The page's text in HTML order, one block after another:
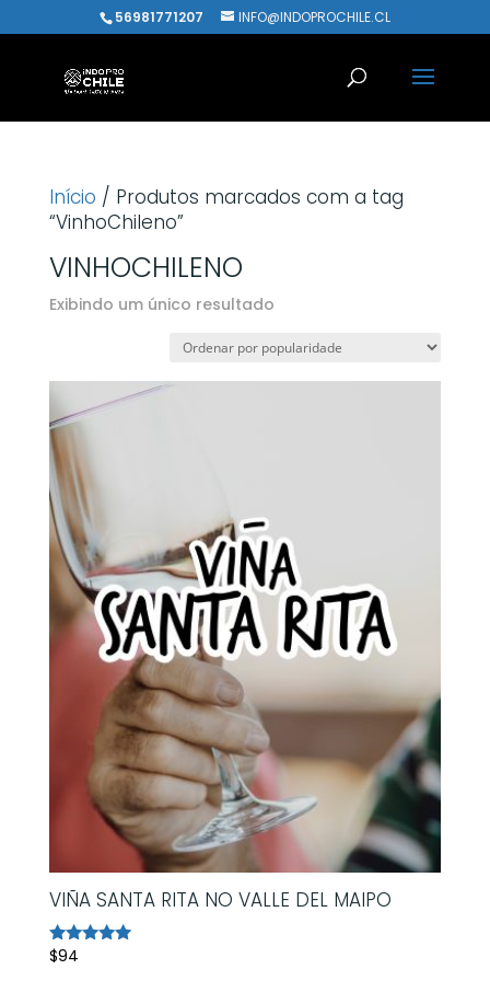
56981771207 INFO@INDOPROCHILE.CL
Início / Produtos marcados com a tag
“VinhoChileno”
VINHOCHILENO
Exibindo um único resultado
VIÑA SANTA RITA NO VALLE DEL MAIPO
Avaliação
$94